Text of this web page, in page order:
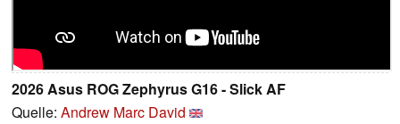
2026 Asus ROG Zephyrus G16 - Slick AF
Quelle: Andrew Marc David